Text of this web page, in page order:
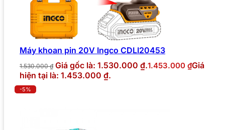
Máy khoan pin 20V Ingco CDLI20453
1.530.000₫ Giá gốc là: 1.530.000 ₫.1.453.000 ₫Giá
hiện tại là: 1.453.000 ₫.
-5%